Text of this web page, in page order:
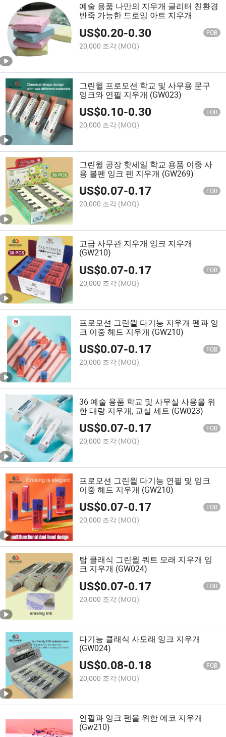
예술 용품 나만의 지우개 글리터 친환경
반죽 가능한 드로잉 아트 지우개
(GW035)
US$0.20-0.30 FOB
20,000 조각 (MOQ)
그린윌 프로모션 학교 및 사무용 문구
잉크와 연필 지우개 (GW023)
US$0.10-0.30 FOB
20,000 조각 (MOQ)
그린윌 공장 핫세일 학교 용품 이중 사
용 볼펜 잉크 펜 지우개 (GW269)
US$0.07-0.17 FOB
20,000 조각 (MOQ)
고급 사무관 지우개 잉크 지우개
(GW210)
US$0.07-0.17 FOB
20,000 조각 (MOQ)
프로모션 그린윌 다기능 지우개 펜과 잉
크 이중 헤드 지우개 (GW210)
US$0.07-0.17 FOB
20,000 조각 (MOQ)
36 예술 용품 학교 및 사무실 사용을 위
한 대량 지우개, 교실 세트 (GW023)
US$0.07-0.17 FOB
20,000 조각 (MOQ)
프로모션 그린윌 다기능 연필 및 잉크
이중 헤드 지우개 (GW210)
US$0.07-0.17 FOB
20,000 조각 (MOQ)
탑 클래식 그린윌 쿼트 모래 지우개 잉
크 지우개 (GW024)
US$0.07-0.17 FOB
20,000 조각 (MOQ)
다기능 클래식 사모래 잉크 지우개
(GW024)
US$0.08-0.18 FOB
20,000 조각 (MOQ)
연필과 잉크 펜을 위한 에코 지우개
(Gw210)